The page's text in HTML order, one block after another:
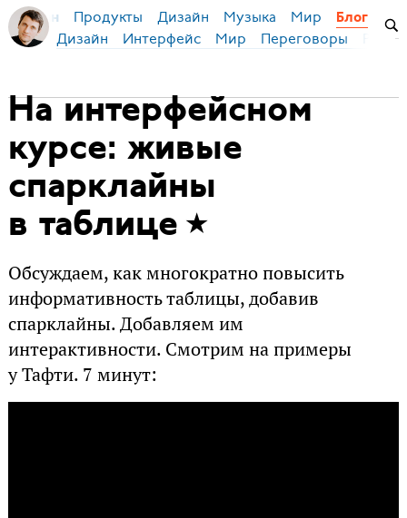
Бирман Продукты Дизайн Музыка Мир Блог
Дизайн Интерфейс Мир Переговоры
На интерфейсном
курсе: живые
спарклайны
в таблице
Обсуждаем, как многократно повысить
информативность таблицы, добавив
спарклайны. Добавляем им
интерактивности. Смотрим на примеры
у Тафти. 7 минут: